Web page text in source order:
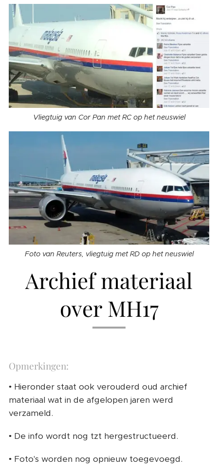
Vliegtuig van Cor Pan met RC op het neuswiel
Foto van Reuters, vliegtuig met RD op het neuswiel
Archief materiaal
over MH17
Opmerkingen:
• Hieronder staat ook verouderd oud archief
materiaal wat in de afgelopen jaren werd
verzameld.
• De info wordt nog tzt hergestructueerd.
• Foto's worden nog opnieuw toegevoegd.